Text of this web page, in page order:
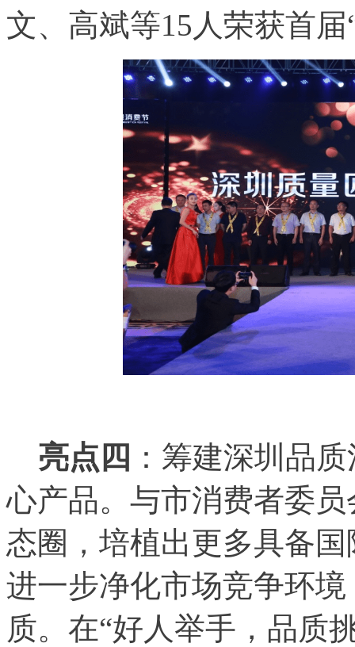
文、高斌等15人荣获首
亮点四 ：筹建深圳品
心产品。与市消费者委
态圈，培植出更多具备
进一步净化市场竞争环
质。在“好人举手，品质